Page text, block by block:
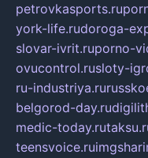
petrovkasports.ru
york-life.rudoroga-
slovar-ivrit.ruporno-
ovucontrol.rusloty-
ru-industriya.ru
belgorod-day.ru
medic-today.ru
teensvoice.ru